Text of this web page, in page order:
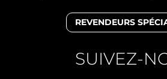
REVENDEURS
SUIVEZ-